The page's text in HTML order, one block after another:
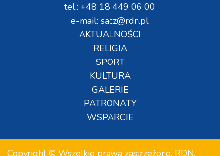
tel.: +48 18 449 06 00
e-mail: sacz@rdn.pl
AKTUALNOŚCI
RELIGIA
SPORT
KULTURA
GALERIE
PATRONATY
WSPARCIE
Copyright © Wszelkie prawa zastrzeżone. RDN.